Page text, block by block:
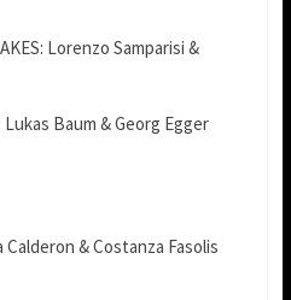
Lorenzo Samparisi &
Lukas Baum & Georg Egger
Calderon & Costanza Fasolis